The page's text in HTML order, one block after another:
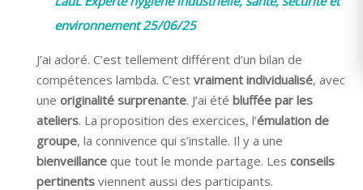
environnement 25/06/25
J’ai adoré. C’est tellement différent d’un bilan de
compétences lambda. C’est vraiment individualisé, avec
une originalité surprenante. J’ai été bluffée par les
ateliers. La proposition des exercices, l’émulation de
groupe, la connivence qui s’installe. Il y a une
bienveillance que tout le monde partage. Les conseils
pertinents viennent aussi des participants.